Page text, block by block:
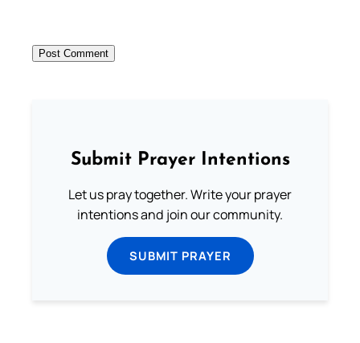
Submit Prayer Intentions
Let us pray together. Write your prayer
intentions and join our community.
SUBMIT PRAYER